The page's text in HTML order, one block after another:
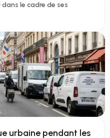
dans le cadre de ses
urbaine pendant les